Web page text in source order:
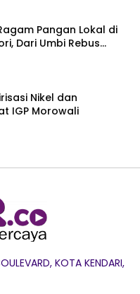
Pangan Lokal di
Dari Umbi Rebus
Muna
Nikel dan
IGP Morowali
KOTA KENDARI,